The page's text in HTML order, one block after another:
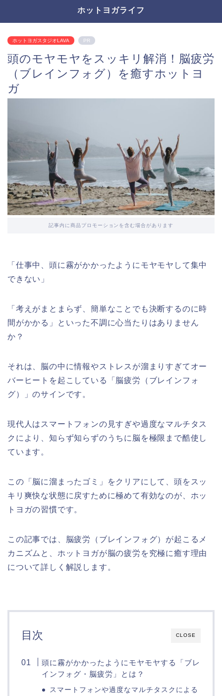
ホットヨガライフ
ホットヨガスタジオLAVA PR
頭のモヤモヤをスッキリ解消！脳疲労
（ブレインフォグ）を癒すホットヨ
ガ
記事内に商品プロモーションを含む場合があります
「仕事中、頭に霧がかかったようにモヤモヤして集中
できない」
「考えがまとまらず、簡単なことでも決断するのに時
間がかかる」といった不調に心当たりはありません
か？
それは、脳の中に情報やストレスが溜まりすぎてオー
バーヒートを起こしている「脳疲労（ブレインフォ
グ）」のサインです。
現代人はスマートフォンの見すぎや過度なマルチタス
クにより、知らず知らずのうちに脳を極限まで酷使し
ています。
この「脳に溜まったゴミ」をクリアにして、頭をスッ
キリ爽快な状態に戻すために極めて有効なのが、ホッ
トヨガの習慣です。
この記事では、脳疲労（ブレインフォグ）が起こるメ
カニズムと、ホットヨガが脳の疲労を究極に癒す理由
について詳しく解説します。
CLOSE
目次
頭に霧がかかったようにモヤモヤする「ブレ
インフォグ・脳疲労」とは？
スマートフォンや過度なマルチタスクによる